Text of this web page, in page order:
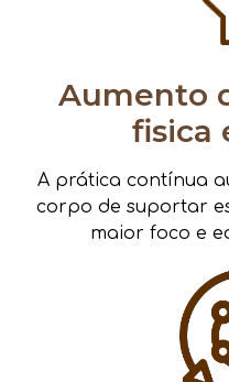
Aumento
fisica
A prática contínua
corpo de suportar
maior foco e